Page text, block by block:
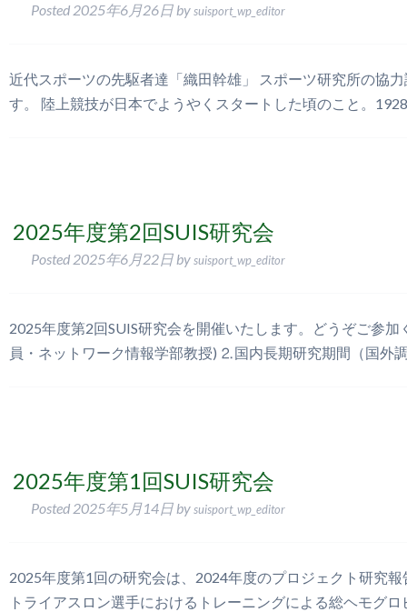
Posted 2025年6月26日 bysuisport_wp_editor
近代スポーツの先駆者達「織田幹雄」 スポーツ研究所の協
す。 陸上競技が日本でようやくスタートした頃のこと。
2025年度第2回SUIS研究会
Posted 2025年6月22日 bysuisport_wp_editor
2025年度第2回SUIS研究会を開催いたします。どうぞご
員・ネットワーク情報学部教授) ⒉国内長期研究期間（国外
2025年度第1回SUIS研究会
Posted 2025年5月14日 bysuisport_wp_editor
2025年度第1回の研究会は、2024年度のプロジェクト研究
トライアスロン選手におけるトレーニングによる総ヘモグ